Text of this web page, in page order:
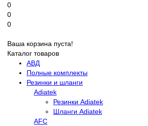
0
0
0
Ваша корзина пуста!
Каталог товаров
АВД
Полные комплекты
Резинки и шланги
Adiatek
Резинки Adiatek
Шланги Adiatek
AFC